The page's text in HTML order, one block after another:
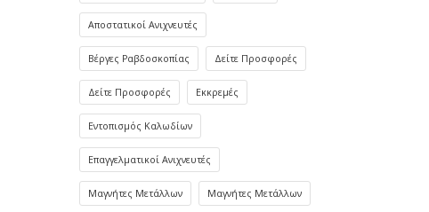
Αποστατικοί Ανιχνευτές
Βέργες Ραβδοσκοπίας Δείτε Προσφορές
Δείτε Προσφορές Εκκρεμές
Εντοπισμός Καλωδίων
Επαγγελματικοί Ανιχνευτές
Μαγνήτες Μετάλλων Μαγνήτες Μετάλλων